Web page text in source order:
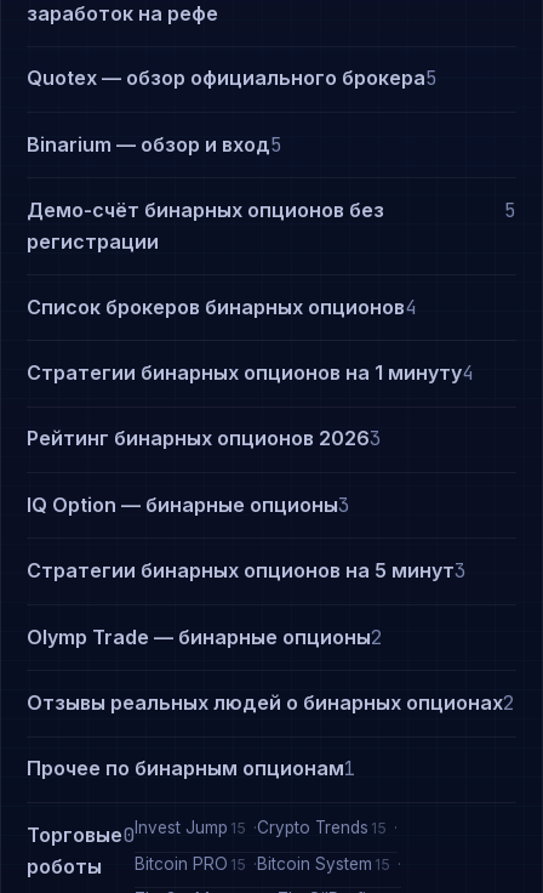
заработок на рефе
Quotex — обзор официального брокера5
Binarium — обзор и вход5
Демо-счёт бинарных опционов без
регистрации
5
Список брокеров бинарных опционов4
Стратегии бинарных опционов на 1 минуту4
Рейтинг бинарных опционов 20263
IQ Option — бинарные опционы3
Стратегии бинарных опционов на 5 минут3
Olymp Trade — бинарные опционы2
Отзывы реальных людей о бинарных опционах2
Прочее по бинарным опционам1
Торговые
роботы
0 Invest Jump 15 Crypto Trends 15
Bitcoin PRO 15 Bitcoin System 15